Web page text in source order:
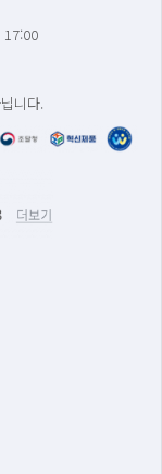
니다.